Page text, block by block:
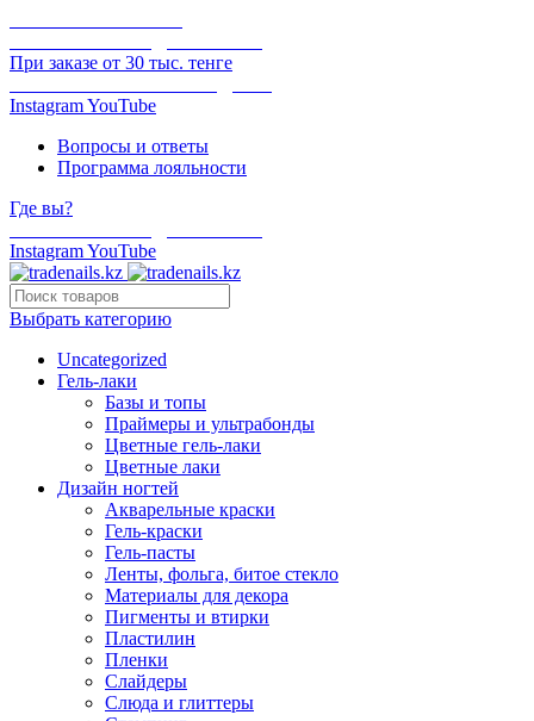
При заказе от 30 тыс. тенге
InstagramYouTube
Вопросы и ответы
Программа лояльности
Где вы?
InstagramYouTube
Выбрать категорию
Uncategorized
Гель-лаки
Базы и топы
Праймеры и ультрабонды
Цветные гель-лаки
Цветные лаки
Дизайн ногтей
Акварельные краски
Гель-краски
Гель-пасты
Ленты, фольга, битое стекло
Материалы для декора
Пигменты и втирки
Пластилин
Пленки
Слайдеры
Слюда и глиттеры